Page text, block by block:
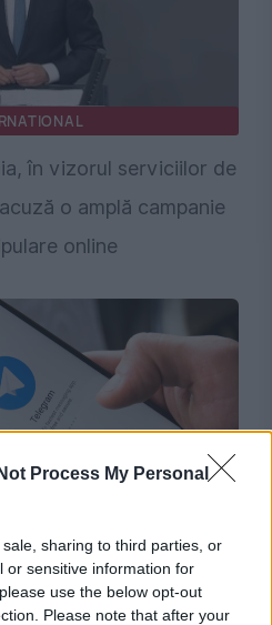
Process My Personal
sharing to third parties, or
or sensitive information for
use the below opt-out
Please note that after your
în vizorul serviciilor de
o amplă campanie
online
în Brazilia. Complot
atacarea instituțiilor